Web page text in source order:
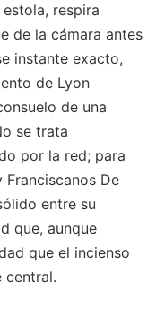
respira
de la cámara antes
instante exacto,
de Lyon
de una
se trata
por la red; para
Franciscanos De
entre su
que, aunque
que el incienso
central.